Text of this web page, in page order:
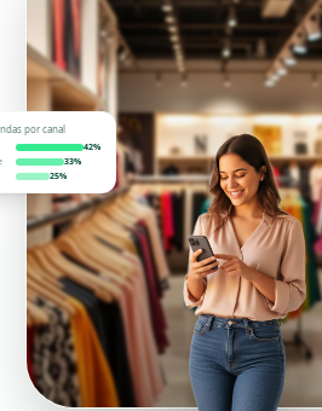
por canal
42%
33%
25%